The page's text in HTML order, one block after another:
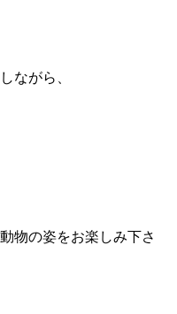
ながら、
物の姿をお楽しみ下さ